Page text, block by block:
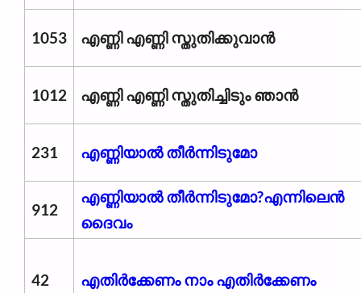
1053 എണ്ണി എണ്ണി സ്തുതിക്കുവാൻ
1012 എണ്ണി എണ്ണി സ്തുതിച്ചിടും ഞാൻ
231 എണ്ണിയാൽ തീർന്നിടുമോ
912
എണ്ണിയാൽ തീർന്നിടുമോ?എന്നിലെൻ
ദൈവം
42 എതിര്‍ക്കേണം നാം എതിര്‍ക്കേണം